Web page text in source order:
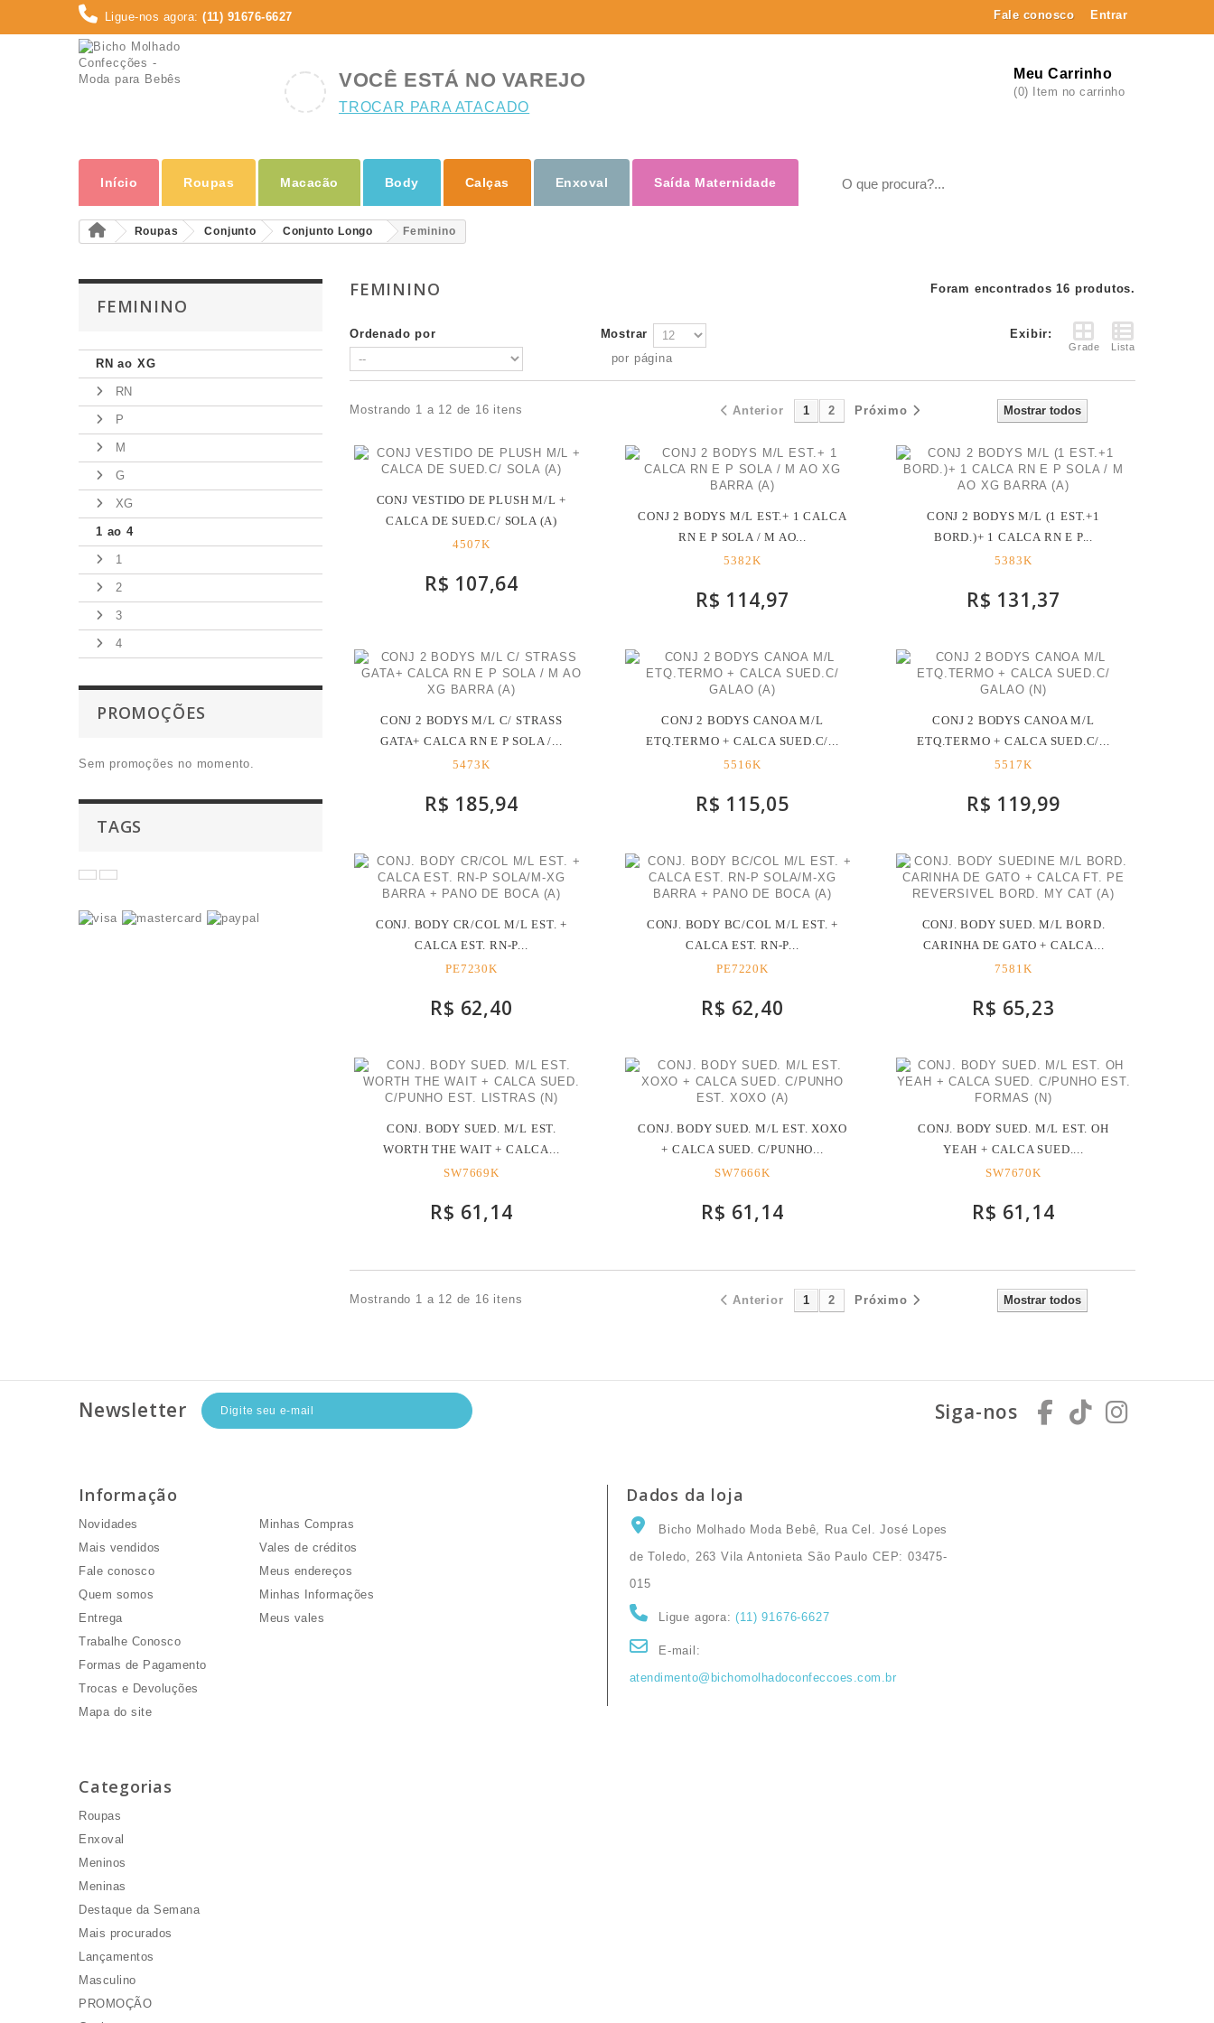
Entrar
Fale conosco
Ligue-nos agora: (11) 91676-6627
VOCÊ ESTÁ NO VAREJO
TROCAR PARA ATACADO
Meu Carrinho
(0) Item no carrinho
Início Roupas Macacão Body Calças Enxoval Saída Maternidade
Roupas Conjunto Conjunto Longo Feminino
FEMININO
RN ao XG
RN
P
M
G
XG
1 ao 4
1
2
3
4
PROMOÇÕES
Sem promoções no momento.
TAGS
FEMININO Foram encontrados 16 produtos.
Exibir:
Grade Lista
Ordenado por
Mostrar
por página
Mostrar todos
Anterior 1 2 Próximo
Mostrando 1 a 12 de 16 itens
CONJ VESTIDO DE PLUSH M/L +
CALCA DE SUED.C/ SOLA (A)
4507K
R$ 107,64
CONJ 2 BODYS M/L EST.+ 1 CALCA
RN E P SOLA / M AO...
5382K
R$ 114,97
CONJ 2 BODYS M/L (1 EST.+1
BORD.)+ 1 CALCA RN E P...
5383K
R$ 131,37
CONJ 2 BODYS M/L C/ STRASS
GATA+ CALCA RN E P SOLA /...
5473K
R$ 185,94
CONJ 2 BODYS CANOA M/L
ETQ.TERMO + CALCA SUED.C/...
5516K
R$ 115,05
CONJ 2 BODYS CANOA M/L
ETQ.TERMO + CALCA SUED.C/...
5517K
R$ 119,99
CONJ. BODY CR/COL M/L EST. +
CALCA EST. RN-P...
PE7230K
R$ 62,40
CONJ. BODY BC/COL M/L EST. +
CALCA EST. RN-P...
PE7220K
R$ 62,40
CONJ. BODY SUED. M/L BORD.
CARINHA DE GATO + CALCA...
7581K
R$ 65,23
CONJ. BODY SUED. M/L EST.
WORTH THE WAIT + CALCA...
SW7669K
R$ 61,14
CONJ. BODY SUED. M/L EST. XOXO
+ CALCA SUED. C/PUNHO...
SW7666K
R$ 61,14
CONJ. BODY SUED. M/L EST. OH
YEAH + CALCA SUED....
SW7670K
R$ 61,14
Mostrar todos
Anterior 1 2 Próximo
Mostrando 1 a 12 de 16 itens
Newsletter Siga-nos
Informação
Novidades
Mais vendidos
Fale conosco
Quem somos
Entrega
Trabalhe Conosco
Formas de Pagamento
Trocas e Devoluções
Mapa do site
Minhas Compras
Vales de créditos
Meus endereços
Minhas Informações
Meus vales
Dados da loja
Bicho Molhado Moda Bebê, Rua Cel. José Lopes
de Toledo, 263 Vila Antonieta São Paulo CEP: 03475-
015
Ligue agora:(11) 91676-6627
E-mail:
atendimento@bichomolhadoconfeccoes.com.br
Categorias
Roupas
Enxoval
Meninos
Meninas
Destaque da Semana
Mais procurados
Lançamentos
Masculino
PROMOÇÃO